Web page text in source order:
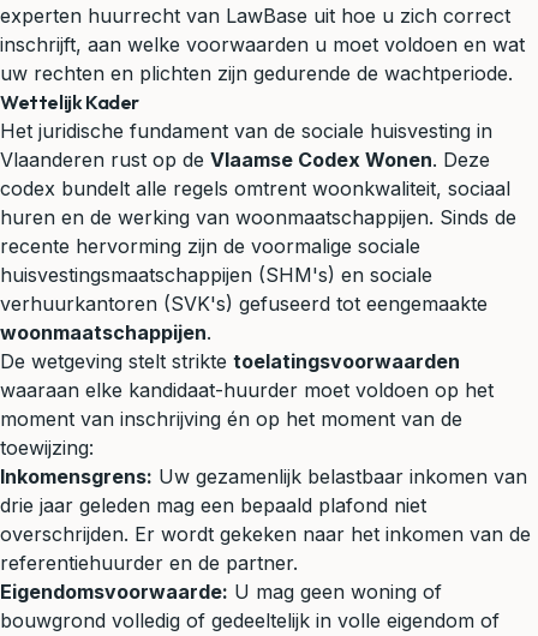
experten huurrecht van LawBase uit hoe u zich correct
inschrijft, aan welke voorwaarden u moet voldoen en wat
uw rechten en plichten zijn gedurende de wachtperiode.
Wettelijk Kader
Het juridische fundament van de sociale huisvesting in
Vlaanderen rust op de Vlaamse Codex Wonen. Deze
codex bundelt alle regels omtrent woonkwaliteit, sociaal
huren en de werking van woonmaatschappijen. Sinds de
recente hervorming zijn de voormalige sociale
huisvestingsmaatschappijen (SHM's) en sociale
verhuurkantoren (SVK's) gefuseerd tot eengemaakte
woonmaatschappijen.
De wetgeving stelt strikte toelatingsvoorwaarden
waaraan elke kandidaat-huurder moet voldoen op het
moment van inschrijving én op het moment van de
toewijzing:
Inkomensgrens: Uw gezamenlijk belastbaar inkomen van
drie jaar geleden mag een bepaald plafond niet
overschrijden. Er wordt gekeken naar het inkomen van de
referentiehuurder en de partner.
Eigendomsvoorwaarde: U mag geen woning of
bouwgrond volledig of gedeeltelijk in volle eigendom of